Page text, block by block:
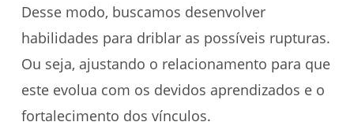
Desse modo, buscamos desenvolver
habilidades para driblar as possíveis rupturas.
Ou seja, ajustando o relacionamento para que
este evolua com os devidos aprendizados e o
fortalecimento dos vínculos.